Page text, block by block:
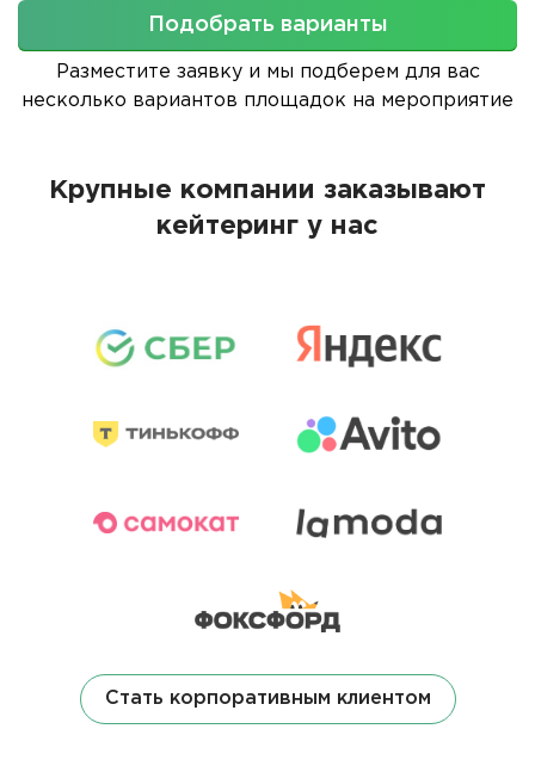
Подобрать варианты
Разместите заявку и мы подберем для вас
несколько вариантов площадок на мероприятие
Крупные компании заказывают
кейтеринг у нас
Стать корпоративным клиентом